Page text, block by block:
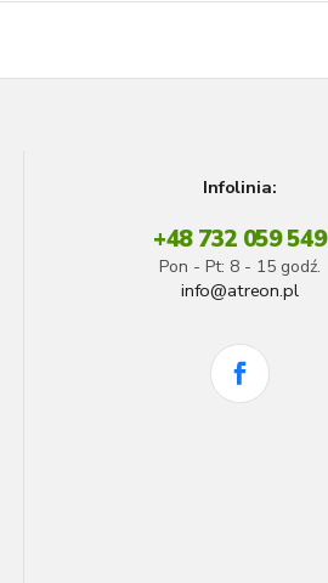
Infolinia:
+48 732 059 549
Pon - Pt: 8 - 15 godź.
info@atreon.pl